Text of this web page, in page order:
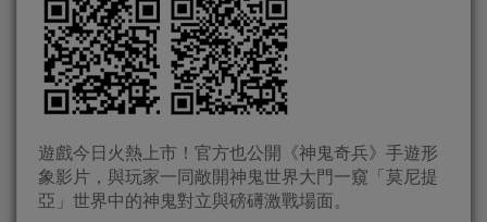
遊戲今日火熱上市！官方也公開《神鬼奇兵》手遊形
象影片，與玩家一同敞開神鬼世界大門一窺「莫尼提
亞」世界中的神鬼對立與磅礡激戰場面。